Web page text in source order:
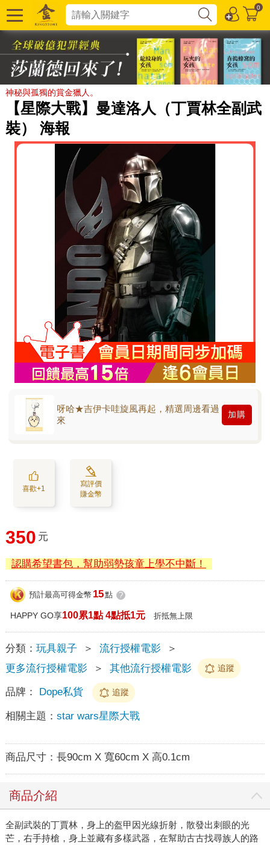
0
神秘與孤獨的賞金獵人。
【星際大戰】曼達洛人（丁賈林全副武
裝） 海報
呀哈★吉伊卡哇旋風再起，精選周邊看過
來
加購
喜歡+1
寫評價
賺金幣
350 元
認購希望書包，幫助弱勢孩童上學不中斷！
預計最高可得金幣 15點 ?
HAPPY GO享100累1點 4點抵1元 折抵無上限
分類： 玩具親子 ＞ 流行授權電影
＞
更多流行授權電影
＞ 其他流行授權電影 追蹤
品牌： Dope私貨 追蹤
相關主題： star wars星際大戰
商品尺寸： 長90cm X 寬60cm X 高0.1cm
商品介紹
全副武裝的丁賈林，身上的盔甲因光線折射，散發出刺眼的光
芒，右手持槍，身上並藏有多樣武器，在幫助古古找尋族人的路